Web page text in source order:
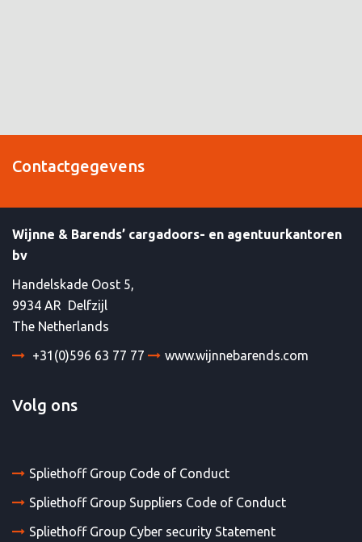
Contactgegevens
Wijnne & Barends’ cargadoors- en agentuurkantoren
bv
Handelskade Oost 5,
9934 AR Delfzijl
The Netherlands
+31(0)596 63 77 77
www.wijnnebarends.com
Volg ons
Spliethoff Group Code of Conduct
Spliethoff Group Suppliers Code of Conduct
Spliethoff Group Cyber security Statement